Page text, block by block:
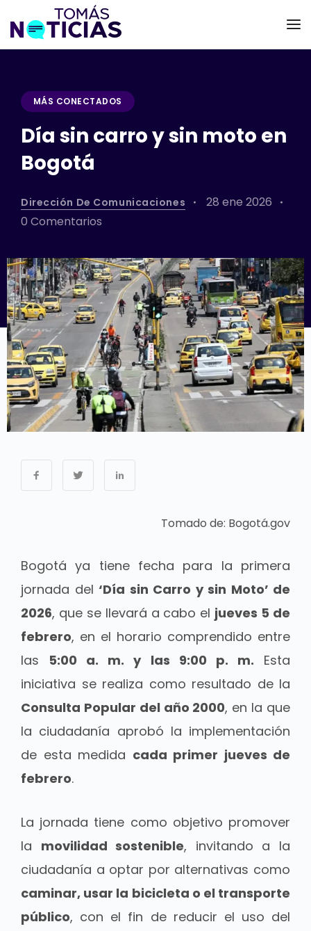
MÁS CONECTADOS
Día sin carro y sin moto en
Bogotá
Dirección De Comunicaciones
28 ene 2026
0 Comentarios
Tomado de: Bogotá.gov
Bogotá ya tiene fecha para la primera
jornada del ‘Día sin Carro y sin Moto’ de
2026, que se llevará a cabo el jueves 5 de
febrero, en el horario comprendido entre
las 5:00 a. m. y las 9:00 p. m. Esta
iniciativa se realiza como resultado de la
Consulta Popular del año 2000, en la que
la ciudadanía aprobó la implementación
de esta medida cada primer jueves de
febrero.
La jornada tiene como objetivo promover
la movilidad sostenible, invitando a la
ciudadanía a optar por alternativas como
caminar, usar la bicicleta o el transporte
público, con el fin de reducir el uso del